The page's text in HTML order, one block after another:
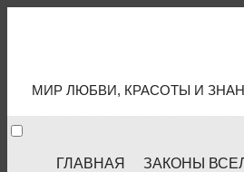
МИР ЛЮБВИ, КРАСОТЫ И
ГЛАВНАЯ ЗАКОНЫ